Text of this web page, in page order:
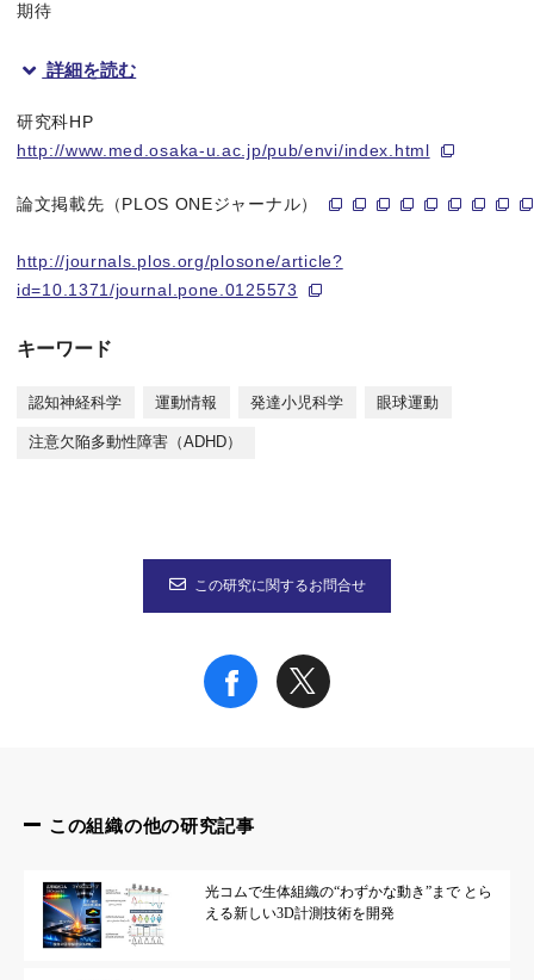
期待
リリース概要
今後は対象年齢をさらに広げ、成人や乳幼児にも適用できる診
本研究成果が社会に与える影響（本研究成果の意義）
特記事項
詳細を読む
研究科HP
http://www.med.osaka-u.ac.jp/pub/envi/index.html
論文掲載先（PLOS ONEジャーナル）
http://journals.plos.org/plosone/article?
id=10.1371/journal.pone.0125573
キーワード
認知神経科学 運動情報 発達小児科学 眼球運動
注意欠陥多動性障害（ADHD）
この研究に関するお問合せ
この組織の他の研究記事
光コムで生体組織の“わずかな動き”まで とら
える新しい3D計測技術を開発